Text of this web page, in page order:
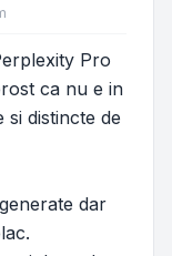
Pro
ca nu e in
si distincte de
dar